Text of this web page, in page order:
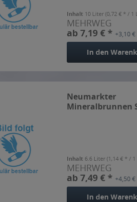
Inhalt 10 Liter(0,72 € * / 1
MEHRWEG
ab 7,19 € *+3,10
In den
Neumarkter
Mineralbrunnen
Inhalt 6.6 Liter(1,14 € * /
MEHRWEG
ab 7,49 € *+4,50
In den